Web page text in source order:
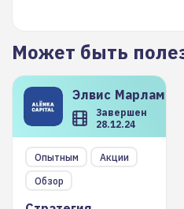
Может быть
Элвис Марламов
Завершен
28.12.24
Опытным
Акции
Обзор